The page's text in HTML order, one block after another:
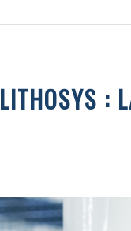
LITHOSYS :